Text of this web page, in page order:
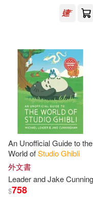
An Unofficial Guide to the
World ofStudioGhibli
外文書
$758